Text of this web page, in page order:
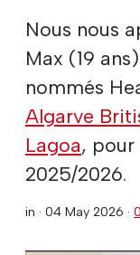
Nous nous
Max (19
nommés
Algarve
Lagoa, pour
2025/2026.
in · 04 May 2026 ·